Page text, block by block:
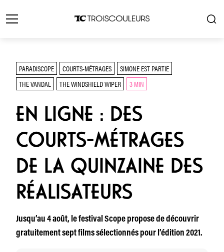
PARADISCOPE COURTS-MÉTRAGES
SIMONE EST PARTIE
THE VANDAL
THE WINDSHIELD WIPER 3 MIN
EN LIGNE : DES
COURTS-MÉTRAGES
DE LA QUINZAINE DES
RÉALISATEURS
Jusqu’au 4 août, le festival Scope propose de découvrir
gratuitement sept films sélectionnés pour l’édition 2021.